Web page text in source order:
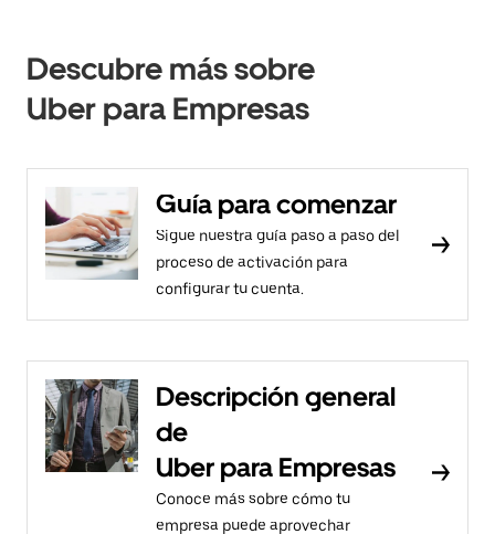
Descubre más sobre
Uber para Empresas
Guía para comenzar
Sigue nuestra guía paso a paso del
proceso de activación para
configurar tu cuenta.
Descripción general
de
Uber para Empresas
Conoce más sobre cómo tu
empresa puede aprovechar